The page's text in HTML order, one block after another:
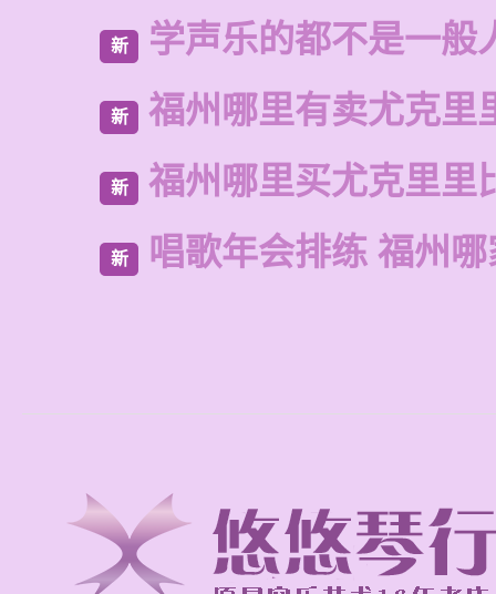
新 学声乐的都不是一般
新 福州哪里有卖尤克里
新 福州哪里买尤克里里
新 唱歌年会排练 福州